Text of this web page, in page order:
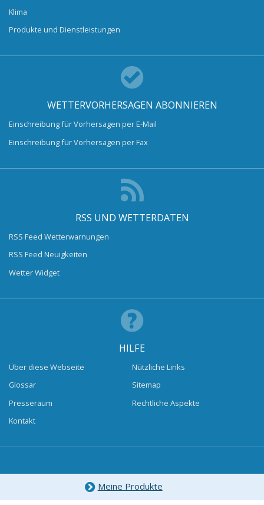
Klima
Produkte und Dienstleistungen
WETTERVORHERSAGEN ABONNIEREN
Einschreibung für Vorhersagen per E-Mail
Einschreibung für Vorhersagen per Fax
RSS UND WETTERDATEN
RSS Feed Wetterwarnungen
RSS Feed Neuigkeiten
Wetter Widget
HILFE
Über diese Webseite
Glossar
Presseraum
Kontakt
Nützliche Links
Sitemap
Rechtliche Aspekte
Meine Produkte